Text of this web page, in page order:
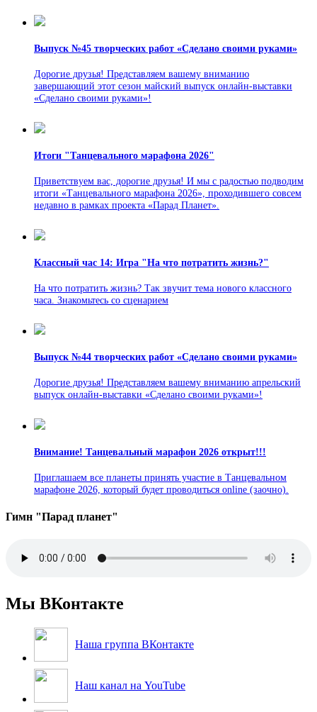
Выпуск №45 творческих работ «Сделано своими руками»
Дорогие друзья! Представляем вашему вниманию
завершающий этот сезон майский выпуск онлайн-выставки
«Сделано своими руками»!
Итоги "Танцевального марафона 2026"
Приветствуем вас, дорогие друзья! И мы с радостью подводим
итоги «Танцевального марафона 2026», проходившего совсем
недавно в рамках проекта «Парад Планет».
Классный час 14: Игра "На что потратить жизнь?"
На что потратить жизнь? Так звучит тема нового классного
часа. Знакомьтесь со сценарием
Выпуск №44 творческих работ «Сделано своими руками»
Дорогие друзья! Представляем вашему вниманию апрельский
выпуск онлайн-выставки «Сделано своими руками»!
Внимание! Танцевальный марафон 2026 открыт!!!
Приглашаем все планеты принять участие в Танцевальном
марафоне 2026, который будет проводиться online (заочно).
Гимн "Парад планет"
Мы ВКонтакте
Наша группа ВКонтакте
Наш канал на YouTube